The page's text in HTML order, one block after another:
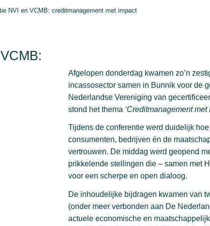
NVI en VCMB: creditmanagement met impact
Afgelopen donderdag kwamen zo’n
incassosector samen in Bunnik voor de
Nederlandse Vereniging van
stond het thema ‘Creditmanagement met
Tijdens de conferentie werd duidelijk
consumenten, bedrijven én de
vertrouwen. De middag werd geopend
prikkelende stellingen die – samen met
voor een scherpe en open dialoog.
De inhoudelijke bijdragen kwamen van
(onder meer verbonden aan De
actuele economische en